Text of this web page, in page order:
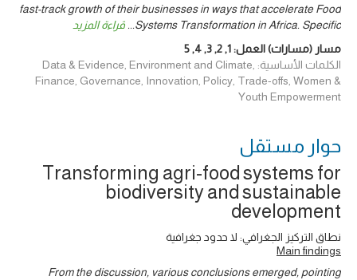
fast-track growth of their businesses in ways that accelerate Food
Systems Transformation in Africa. Specific
... قراءة المزيد
مسار (مسارات) العمل:1
,
2
,
3
,
4
,
5
الكلمات الأساسية: Data & Evidence, Environment and Climate,
Finance, Governance, Innovation, Policy, Trade-offs, Women &
Youth Empowerment
حوار ‎مستقل
Transforming agri-food systems for
biodiversity and sustainable
development
نطاق التركيز الجغرافي: لا حدود جغرافية
Main findings
From the discussion, various conclusions emerged, pointing